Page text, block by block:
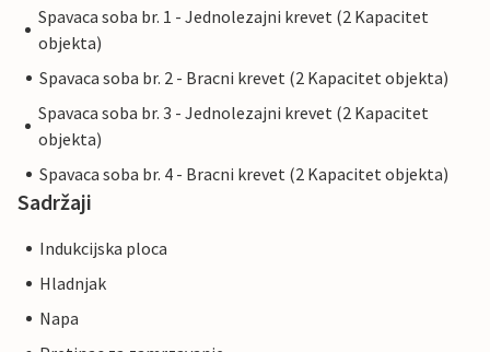
Spavaca soba br. 1 - Jednolezajni krevet (2 Kapacitet
objekta)
Spavaca soba br. 2 - Bracni krevet (2 Kapacitet objekta)
Spavaca soba br. 3 - Jednolezajni krevet (2 Kapacitet
objekta)
Spavaca soba br. 4 - Bracni krevet (2 Kapacitet objekta)
Sadržaji
Indukcijska ploca
Hladnjak
Napa